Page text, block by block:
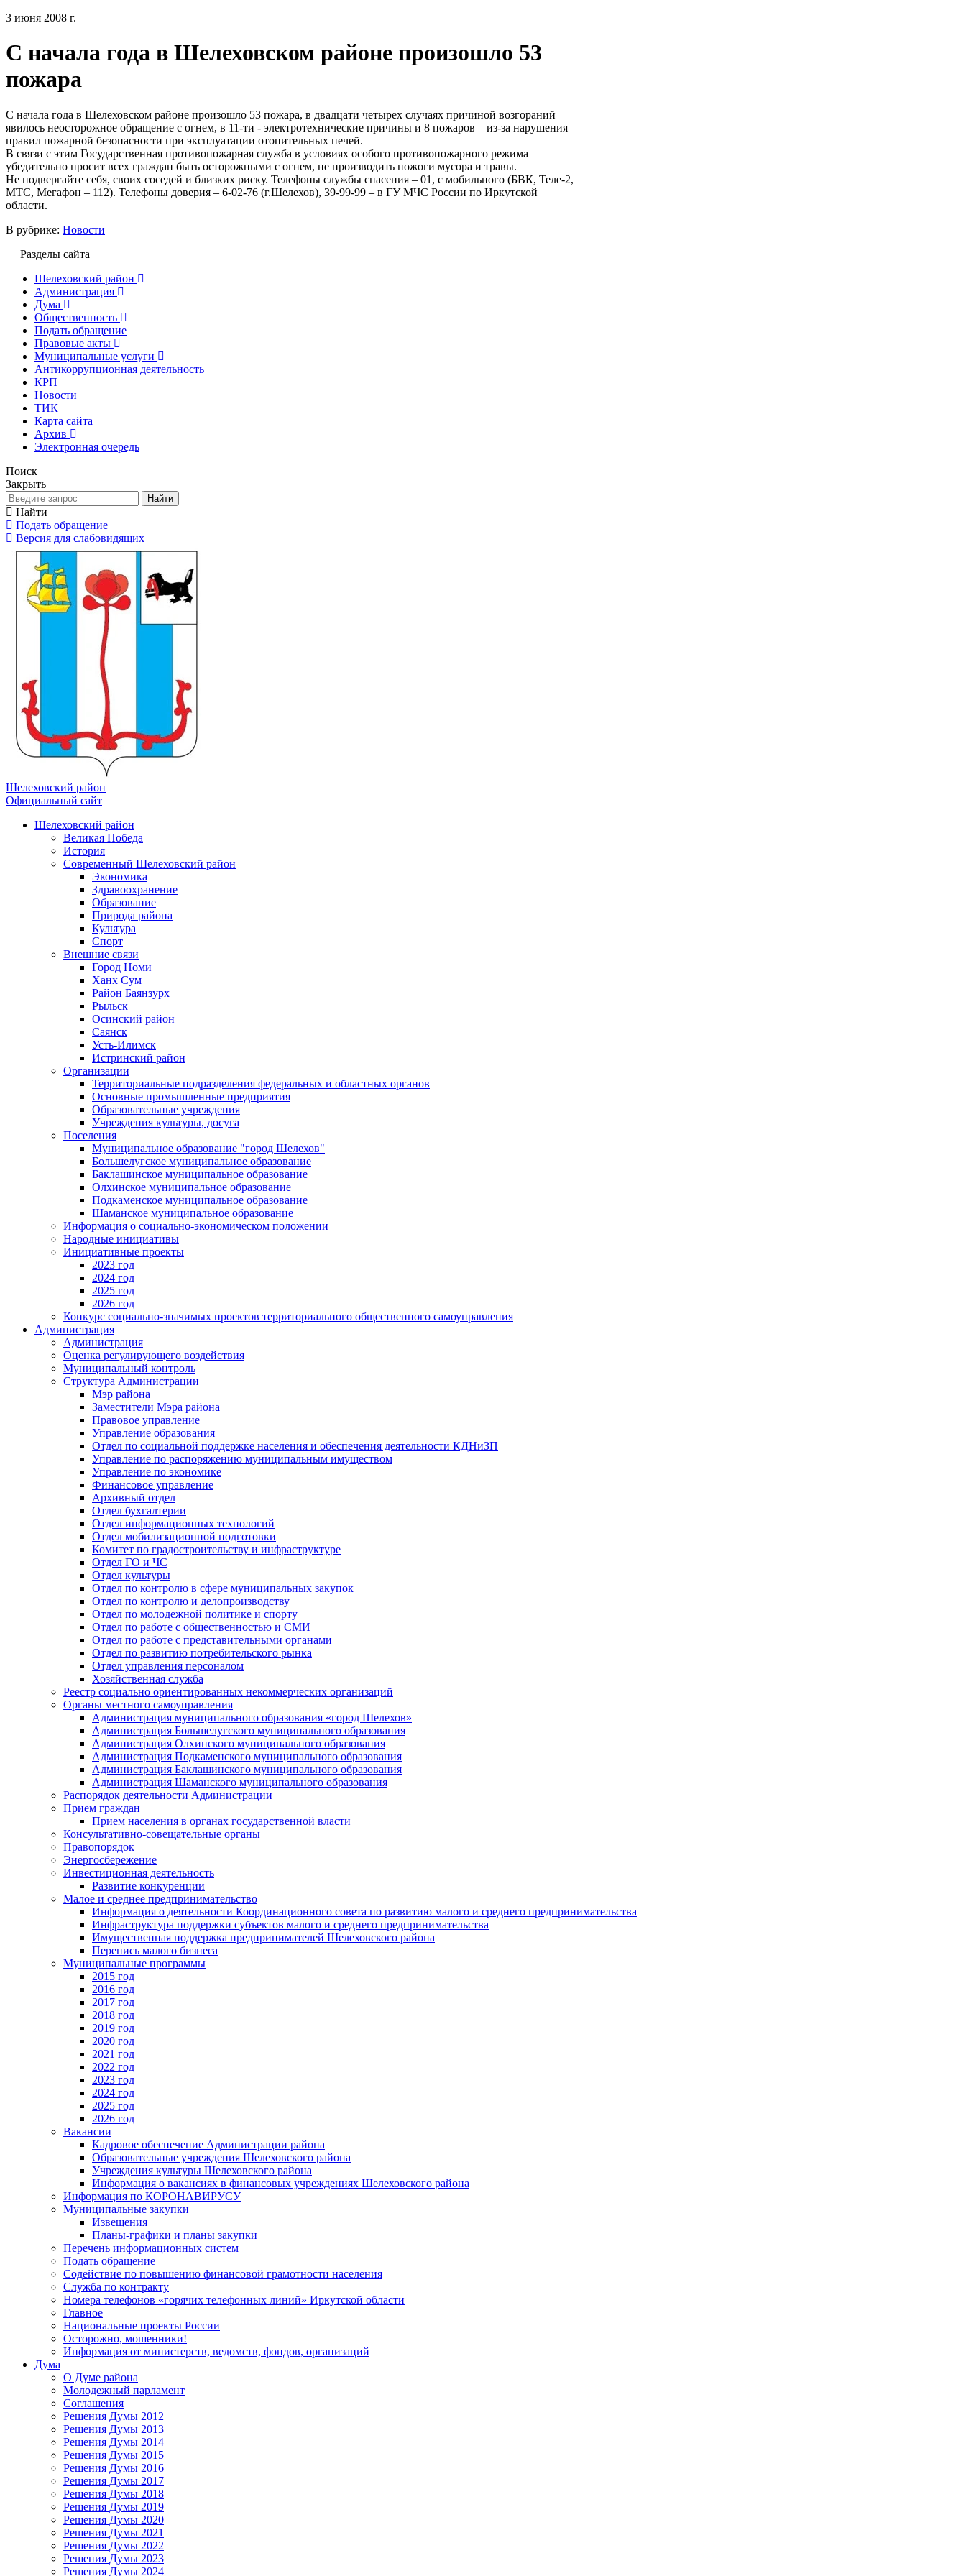
3 июня 2008 г.
С начала года в Шелеховском районе произошло 53
пожара
С начала года в Шелеховском районе произошло 53 пожара, в двадцати четырех случаях причиной возгораний
явилось неосторожное обращение с огнем, в 11-ти - электротехнические причины и 8 пожаров – из-за нарушения
правил пожарной безопасности при эксплуатации отопительных печей.
В связи с этим Государственная противопожарная служба в условиях особого противопожарного режима
убедительно просит всех граждан быть осторожными с огнем, не производить пожоги мусора и травы.
Не подвергайте себя, своих соседей и близких риску. Телефоны службы спасения – 01, с мобильного (БВК, Теле-2,
МТС, Мегафон – 112). Телефоны доверия – 6-02-76 (г.Шелехов), 39-99-99 – в ГУ МЧС России по Иркутской
области.
В рубрике: Новости
Разделы сайта
Шелеховский район
Администрация
Дума
Общественность
Подать обращение
Правовые акты
Муниципальные услуги
Антикоррупционная деятельность
КРП
Новости
ТИК
Карта сайта
Архив
Электронная очередь
Поиск
Закрыть
Найти
Найти
Подать обращение
Версия для слабовидящих
Шелеховский район
Официальный сайт
Шелеховский район
Великая Победа
История
Современный Шелеховский район
Экономика
Здравоохранение
Образование
Природа района
Культура
Спорт
Внешние связи
Город Номи
Ханх Сум
Район Баянзурх
Рыльск
Осинский район
Саянск
Усть-Илимск
Истринский район
Организации
Территориальные подразделения федеральных и областных органов
Основные промышленные предприятия
Образовательные учреждения
Учреждения культуры, досуга
Поселения
Муниципальное образование "город Шелехов"
Большелугское муниципальное образование
Баклашинское муниципальное образование
Олхинское муниципальное образование
Подкаменское муниципальное образование
Шаманское муниципальное образование
Информация о социально-экономическом положении
Народные инициативы
Инициативные проекты
2023 год
2024 год
2025 год
2026 год
Конкурс социально-значимых проектов территориального общественного самоуправления
Администрация
Администрация
Оценка регулирующего воздействия
Муниципальный контроль
Структура Администрации
Мэр района
Заместители Мэра района
Правовое управление
Управление образования
Отдел по социальной поддержке населения и обеспечения деятельности КДНиЗП
Управление по распоряжению муниципальным имуществом
Управление по экономике
Финансовое управление
Архивный отдел
Отдел бухгалтерии
Отдел информационных технологий
Отдел мобилизационной подготовки
Комитет по градостроительству и инфраструктуре
Отдел ГО и ЧС
Отдел культуры
Отдел по контролю в сфере муниципальных закупок
Отдел по контролю и делопроизводству
Отдел по молодежной политике и спорту
Отдел по работе с общественностью и СМИ
Отдел по работе с представительными органами
Отдел по развитию потребительского рынка
Отдел управления персоналом
Хозяйственная служба
Реестр социально ориентированных некоммерческих организаций
Органы местного самоуправления
Администрация муниципального образования «город Шелехов»
Администрация Большелугского муниципального образования
Администрация Олхинского муниципального образования
Администрация Подкаменского муниципального образования
Администрация Баклашинского муниципального образования
Администрация Шаманского муниципального образования
Распорядок деятельности Администрации
Прием граждан
Прием населения в органах государственной власти
Консультативно-совещательные органы
Правопорядок
Энергосбережение
Инвестиционная деятельность
Развитие конкуренции
Малое и среднее предпринимательство
Информация о деятельности Координационного совета по развитию малого и среднего предпринимательства
Инфраструктура поддержки субъектов малого и среднего предпринимательства
Имущественная поддержка предпринимателей Шелеховского района
Перепись малого бизнеса
Муниципальные программы
2015 год
2016 год
2017 год
2018 год
2019 год
2020 год
2021 год
2022 год
2023 год
2024 год
2025 год
2026 год
Вакансии
Кадровое обеспечение Администрации района
Образовательные учреждения Шелеховского района
Учреждения культуры Шелеховского района
Информация о вакансиях в финансовых учреждениях Шелеховского района
Информация по КОРОНАВИРУСУ
Муниципальные закупки
Извещения
Планы-графики и планы закупки
Перечень информационных систем
Подать обращение
Содействие по повышению финансовой грамотности населения
Служба по контракту
Номера телефонов «горячих телефонных линий» Иркутской области
Главное
Национальные проекты России
Осторожно, мошенники!
Информация от министерств, ведомств, фондов, организаций
Дума
О Думе района
Молодежный парламент
Соглашения
Решения Думы 2012
Решения Думы 2013
Решения Думы 2014
Решения Думы 2015
Решения Думы 2016
Решения Думы 2017
Решения Думы 2018
Решения Думы 2019
Решения Думы 2020
Решения Думы 2021
Решения Думы 2022
Решения Думы 2023
Решения Думы 2024